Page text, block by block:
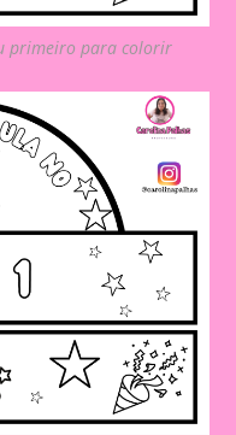
primeiro para colorir